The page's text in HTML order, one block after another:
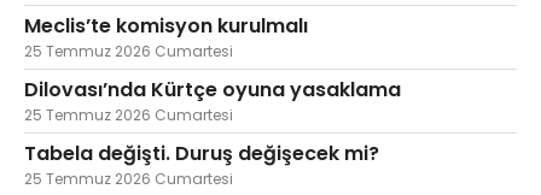
Meclis’te komisyon kurulmalı
25 Temmuz 2026 Cumartesi
Dilovası’nda Kürtçe oyuna yasaklama
25 Temmuz 2026 Cumartesi
Tabela değişti. Duruş değişecek mi?
25 Temmuz 2026 Cumartesi